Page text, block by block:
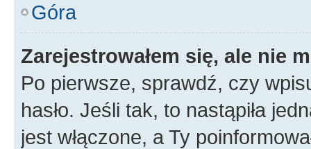
Góra
Zarejestrowałem się, ale nie
Po pierwsze, sprawdź, czy
hasło. Jeśli tak, to nastąpiła
jest włączone, a Ty